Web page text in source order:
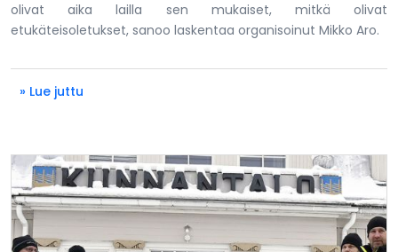
olivat aika lailla sen mukaiset, mitkä olivat
etukäteisoletukset, sanoo laskentaa organisoinut Mikko Aro.
» Lue juttu